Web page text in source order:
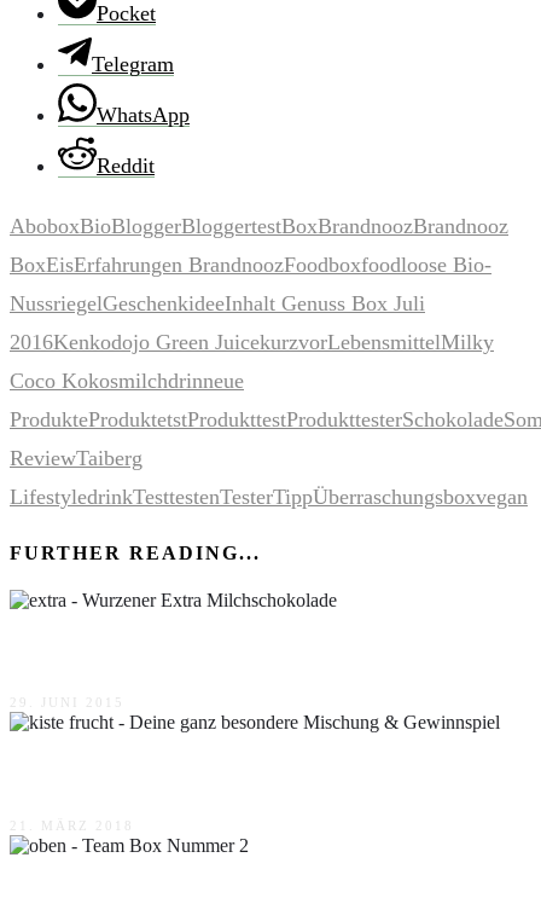
Pocket
Telegram
WhatsApp
Reddit
AboboxBioBloggerBloggertestBoxBrandnoozBrandnooz
BoxEisErfahrungen BrandnoozFoodboxfoodloose Bio-
NussriegelGeschenkideeInhalt Genuss Box Juli
2016Kenkodojo Green JuicekurzvorLebensmittelMilky
Coco Kokosmilchdrinneue
ProdukteProduktetstProdukttestProdukttesterSchokolade
ReviewTaiberg
LifestyledrinkTesttestenTesterTippÜberraschungsboxvegan
FURTHER READING...
29. JUNI 2015
21. MÄRZ 2018